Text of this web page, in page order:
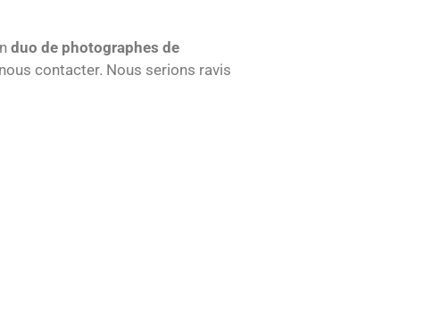
duo de photographes de
contacter. Nous serions ravis